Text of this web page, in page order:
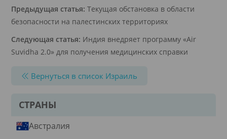
Предыдущая статья: Текущая обстановка в области
безопасности на палестинских территориях
Следующая статья: Индия внедряет программу «Air
Suvidha 2.0» для получения медицинских справки
Вернуться в список Израиль
СТРАНЫ
Австралия